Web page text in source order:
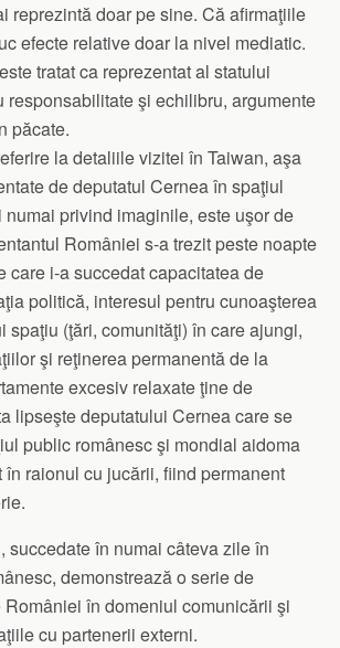
reprezintă doar pe sine. Că afirmaţiile
efecte relative doar la nivel mediatic.
tratat ca reprezentat al statului
responsabilitate şi echilibru, argumente
păcate.
la detaliile vizitei în Taiwan, aşa
de deputatul Cernea în spaţiul
numai privind imaginile, este uşor de
României s-a trezit peste noapte
care i-a succedat capacitatea de
politică, interesul pentru cunoaşterea
spaţiu (ţări, comunităţi) în care ajungi,
şi reţinerea permanentă de la
excesiv relaxate ţine de
lipseşte deputatului Cernea care se
public românesc şi mondial aidoma
raionul cu jucării, fiind permanent
succedate în numai câteva zile în
demonstrează o serie de
în domeniul comunicării şi
cu partenerii externi.